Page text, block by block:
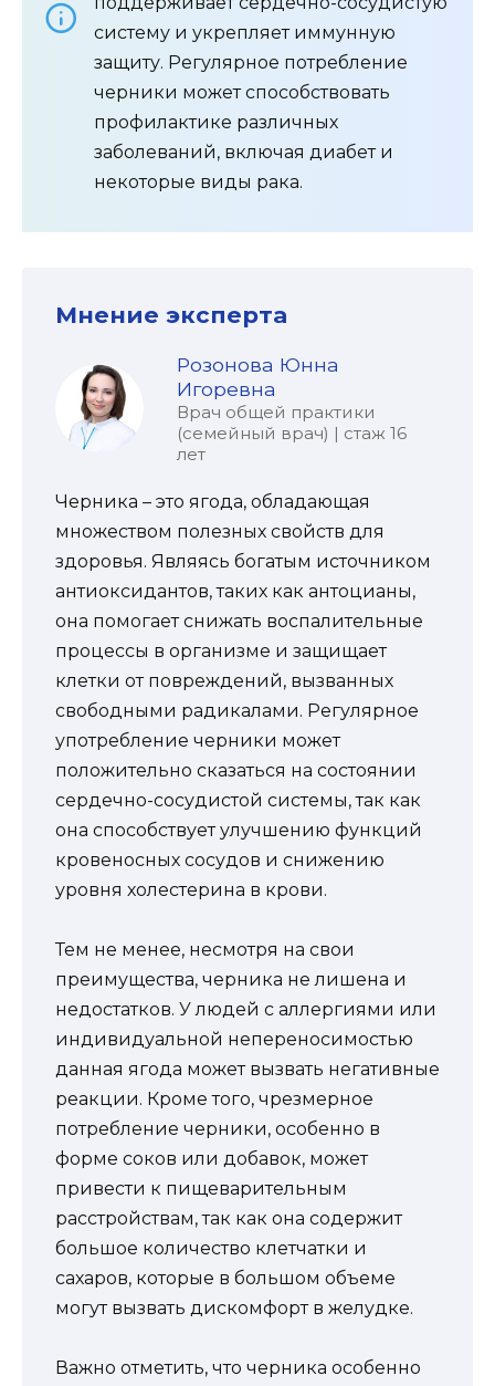
систему и укрепляет иммунную
защиту. Регулярное потребление
черники может способствовать
профилактике различных
заболеваний, включая диабет и
некоторые виды рака.
Мнение эксперта
Розонова Юнна
Игоревна
Врач общей практики
(семейный врач) | стаж 16
лет
Черника – это ягода, обладающая
множеством полезных свойств для
здоровья. Являясь богатым источником
антиоксидантов, таких как антоцианы,
она помогает снижать воспалительные
процессы в организме и защищает
клетки от повреждений, вызванных
свободными радикалами. Регулярное
употребление черники может
положительно сказаться на состоянии
сердечно-сосудистой системы, так как
она способствует улучшению функций
кровеносных сосудов и снижению
уровня холестерина в крови.
Тем не менее, несмотря на свои
преимущества, черника не лишена и
недостатков. У людей с аллергиями или
индивидуальной непереносимостью
данная ягода может вызвать негативные
реакции. Кроме того, чрезмерное
потребление черники, особенно в
форме соков или добавок, может
привести к пищеварительным
расстройствам, так как она содержит
большое количество клетчатки и
сахаров, которые в большом объеме
могут вызвать дискомфорт в желудке.
Важно отметить, что черника особенно